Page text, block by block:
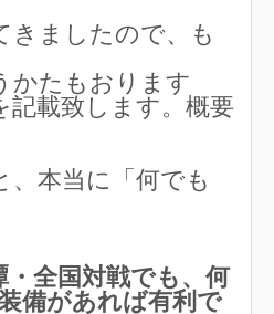
きましたので、も
かたもおります
記載致します。概要
、本当に「何でも
・全国対戦でも、何
備があれば有利で